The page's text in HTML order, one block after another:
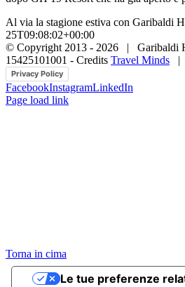
Al via la stagione estiva con Garibaldi
25T09:08:02+00:00
© Copyright 2013 - 2026 | Garibaldi
15425101001 - Credits Travel Minds |
Privacy Policy
FacebookInstagramLinkedIn
Page load link
Torna in cima
Le tue preferenze